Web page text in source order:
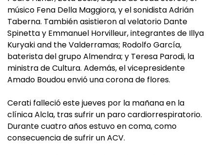
músico Fena Della Maggiora, y el sonidista Adrián
Taberna. También asistieron al velatorio Dante
Spinetta y Emmanuel Horvilleur, integrantes de Illya
Kuryaki and the Valderramas; Rodolfo García,
baterista del grupo Almendra; y Teresa Parodi, la
ministra de Cultura. Además, el vicepresidente
Amado Boudou envió una corona de flores.
Cerati falleció este jueves por la mañana en la
clínica Alcla, tras sufrir un paro cardiorrespiratorio.
Durante cuatro años estuvo en coma, como
consecuencia de sufrir un ACV.